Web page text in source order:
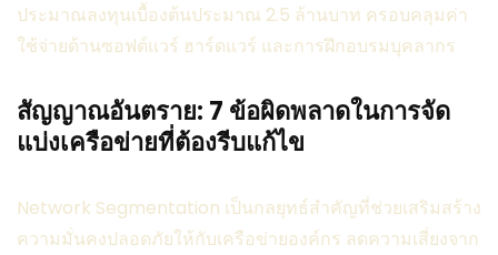
ประมาณลงทุนเบื้องต้นประมาณ 2.5 ล้านบาท ครอบคลุมค่า
ใช้จ่ายด้านซอฟต์แวร์ ฮาร์ดแวร์ และการฝึกอบรมบุคลากร
สัญญาณอันตราย: 7 ข้อผิดพลาดในการจัด
แบ่งเครือข่ายที่ต้องรีบแก้ไข
Network Segmentation เป็นกลยุทธ์สำคัญที่ช่วยเสริมสร้าง
ความมั่นคงปลอดภัยให้กับเครือข่ายองค์กร ลดความเสี่ยงจาก